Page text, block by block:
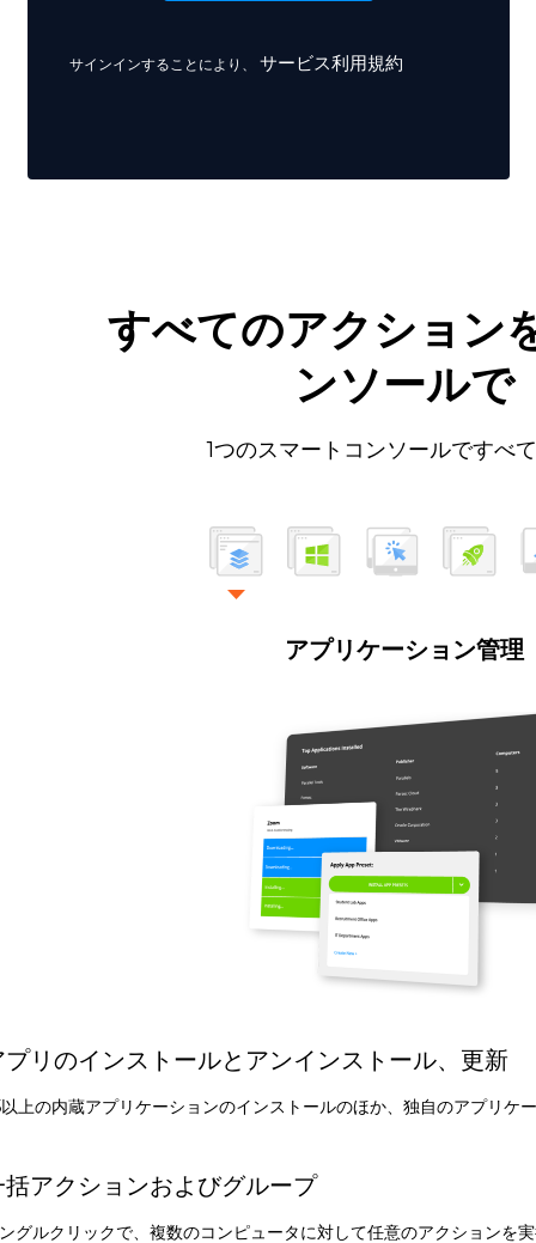
サインインすることにより、 サービス利用規約
すべてのアクション
ンソールで
1つのスマートコンソールですべ
アプリケーション管理
プリのインストールとアンインストール、更新
上の内蔵アプリケーションのインストールのほか、独自のアプリケ
括アクションおよびグループ
グルクリックで、複数のコンピュータに対して任意のアクションを